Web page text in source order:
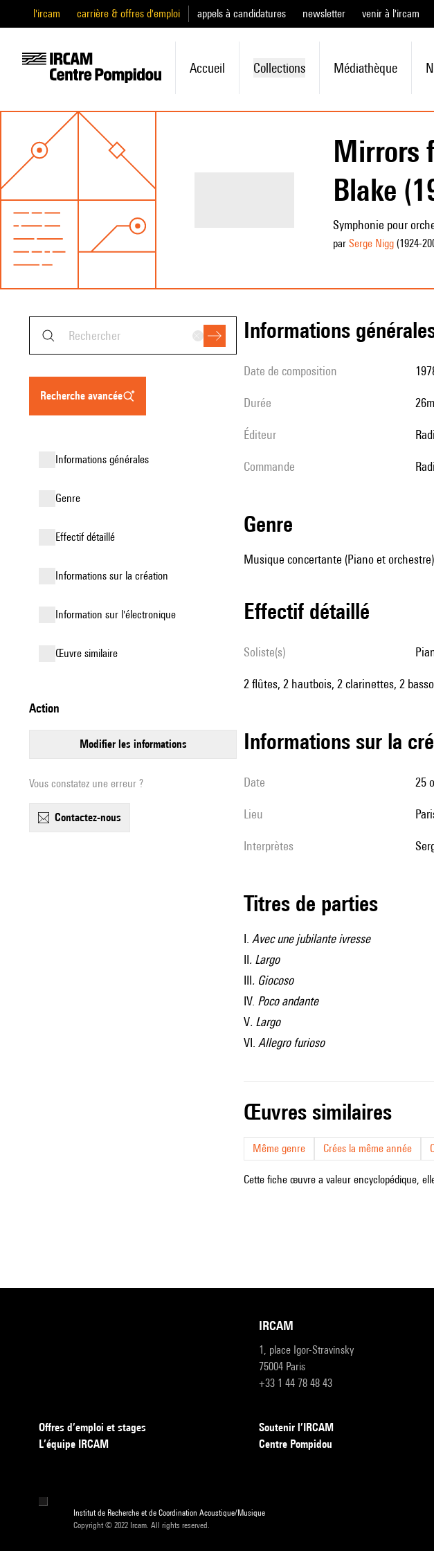
l'ircam carrière & offres d'emploi appels à candidatures newsletter venir à l'ircam
Accueil Collections Médiathèque
Mirrors
Blake
Symphonie pour
par Serge Nigg(1924-
recherche avancée
informations générales
genre
effectif détaillé
informations sur la création
Information sur l'électronique
œuvre similaire
action
modifier les informations
Vous constatez une erreur ?
contactez-nous
informations
date de composition
durée
éditeur
Commande
genre
Musique concertante (Piano et orchestre)
effectif détaillé
Soliste(s)
2 flûtes, 2 hautbois, 2 clarinettes, 2
informations sur la
date
lieu
interprètes
Titres de parties
I. Avec une jubilante ivresse
II. Largo
III. Giocoso
IV. Poco andante
V. Largo
VI. Allegro furioso
œuvres similaires
Même genre Crées la même année
Cette fiche œuvre a valeur encyclopédique,
IRCAM
1, place Igor-Stravinsky
75004 Paris
+33 1 44 78 48 43
Offres d’emploi et stages
L’équipe IRCAM
Soutenir l’IRCAM
Centre Pompidou
Institut de Recherche et de Coordination Acoustique/Musique
Copyright © 2022 Ircam. All rights reserved.